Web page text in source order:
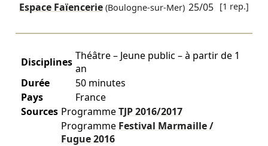
Espace Faïencerie(Boulogne-sur-Mer) 25/05 [1 rep.]
Disciplines Théâtre – Jeune public – à partir de 1
an
Durée
50 minutes
Pays
France
Sources ProgrammeTJP2016/2017
Programme Festival Marmaille /
Fugue2016